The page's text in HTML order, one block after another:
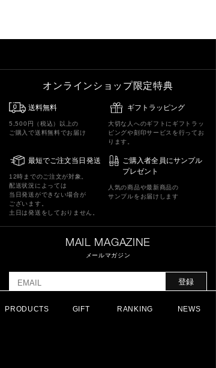
PRODUCTS GIFT RANKING NEWS
オンラインショップ限定特典
送料無料
5,500円（税込）以上の
ご購入で送料無料でお届け
ギフトラッピング
大切な人へのギフトにギフトラッ
ピングや刻印サービスを行ってお
ります。
最短でご注文当日発送
12時までのご注文が対象。
配送状況によっては
当日発送ができない場合が
ございます。
土日は発送をしておりません。
ご購入者全員にサンプル
プレゼント
人気の商品や最新商品の
サンプルをお届けします
MAIL MAGAZINE
メールマガジン
登録
利用規約
に同意したものとさせていただきます。